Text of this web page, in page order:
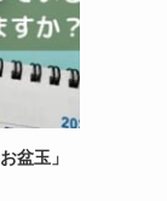
盆玉」